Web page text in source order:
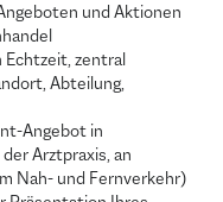
und Aktionen
zentral
Abteilung,
Angebot in
Arztpraxis, an
Nah- und Fernverkehr)